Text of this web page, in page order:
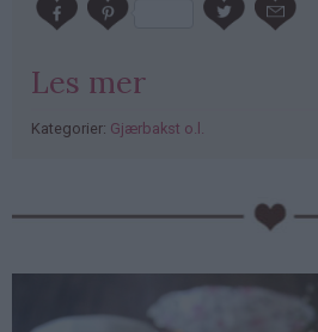
Les mer
Kategorier: Gjærbakst o.l.
PubGalaxy